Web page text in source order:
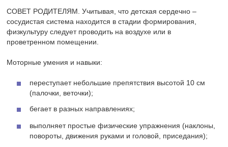
СОВЕТ РОДИТЕЛЯМ. Учитывая, что детская сердечно –
сосудистая система находится в стадии формирования,
физкультуру следует проводить на воздухе или в
проветренном помещении.
Моторные умения и навыки:
переступает небольшие препятствия высотой 10 см
(палочки, веточки);
бегает в разных направлениях;
выполняет простые физические упражнения (наклоны,
повороты, движения руками и головой, приседания);